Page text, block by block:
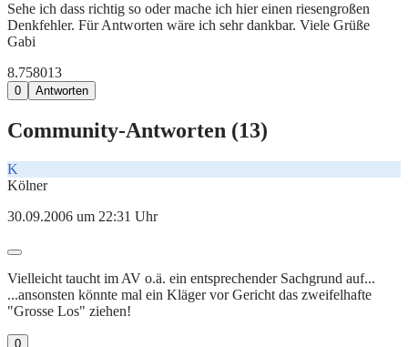
Sehe ich dass richtig so oder mache ich hier einen riesengroßen
Denkfehler. Für Antworten wäre ich sehr dankbar. Viele Grüße
Gabi
8.758013
0 Antworten
Community-Antworten (13)
K
Kölner
30.09.2006 um 22:31 Uhr
Vielleicht taucht im AV o.ä. ein entsprechender Sachgrund auf...
...ansonsten könnte mal ein Kläger vor Gericht das zweifelhafte
"Grosse Los" ziehen!
0